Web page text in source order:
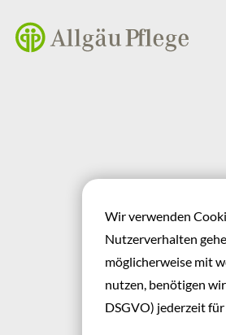
Informationen und Einstellungen
Tabellen
Tabelle im
Wir verwenden
Nutzerverhalten
möglicherweise mit
nutzen, benötigen
DSGVO) jederzeit